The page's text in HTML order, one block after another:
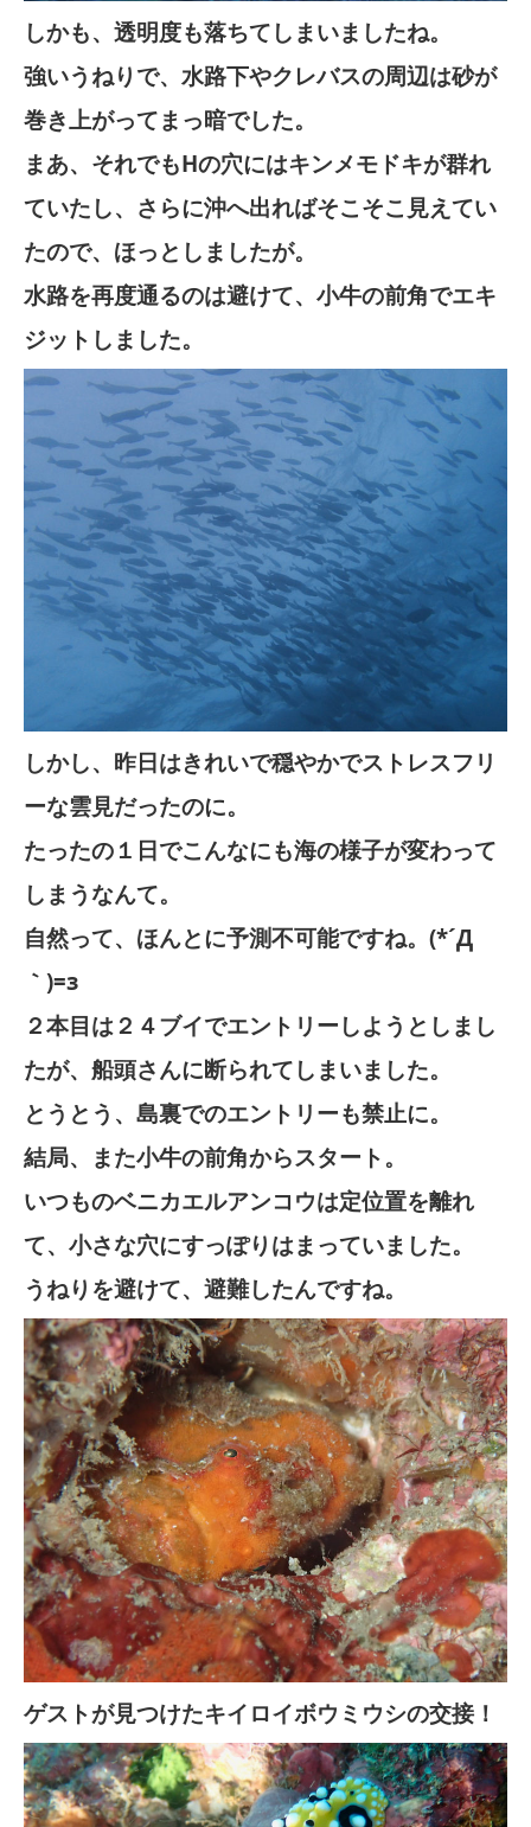
しかも、透明度も落ちてしまいましたね。
強いうねりで、水路下やクレバスの周辺は砂が
巻き上がってまっ暗でした。
まあ、それでもHの穴にはキンメモドキが群れ
ていたし、さらに沖へ出ればそこそこ見えてい
たので、ほっとしましたが。
水路を再度通るのは避けて、小牛の前角でエキ
ジットしました。
しかし、昨日はきれいで穏やかでストレスフリ
ーな雲見だったのに。
たったの１日でこんなにも海の様子が変わって
しまうなんて。
自然って、ほんとに予測不可能ですね。(*´Д
｀)=з
２本目は２４ブイでエントリーしようとしまし
たが、船頭さんに断られてしまいました。
とうとう、島裏でのエントリーも禁止に。
結局、また小牛の前角からスタート。
いつものベニカエルアンコウは定位置を離れ
て、小さな穴にすっぽりはまっていました。
うねりを避けて、避難したんですね。
ゲストが見つけたキイロイボウミウシの交接！